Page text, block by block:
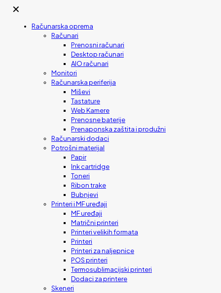
✕
Računarska oprema
Računari
Prenosni računari
Desktop računari
AIO računari
Monitori
Računarska periferija
Miševi
Tastature
Web Kamere
Prenosne baterije
Prenaponska zaštita i produžni
Računarski dodaci
Potrošni materijal
Papir
Ink cartridge
Toneri
Ribon trake
Bubnjevi
Printeri i MF uređaji
MF uređaji
Matrični printeri
Printeri velikih formata
Printeri
Printeri za naljepnice
POS printeri
Termosublimacijski printeri
Dodaci za printere
Skeneri